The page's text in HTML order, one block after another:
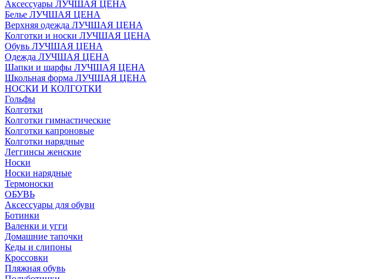
Аксессуары ЛУЧШАЯ ЦЕНА
Белье ЛУЧШАЯ ЦЕНА
Верхняя одежда ЛУЧШАЯ ЦЕНА
Колготки и носки ЛУЧШАЯ ЦЕНА
Обувь ЛУЧШАЯ ЦЕНА
Одежда ЛУЧШАЯ ЦЕНА
Шапки и шарфы ЛУЧШАЯ ЦЕНА
Школьная форма ЛУЧШАЯ ЦЕНА
НОСКИ И КОЛГОТКИ
Гольфы
Колготки
Колготки гимнастические
Колготки капроновые
Колготки нарядные
Леггинсы женские
Носки
Носки нарядные
Термоноски
ОБУВЬ
Аксессуары для обуви
Ботинки
Валенки и угги
Домашние тапочки
Кеды и слипоны
Кроссовки
Пляжная обувь